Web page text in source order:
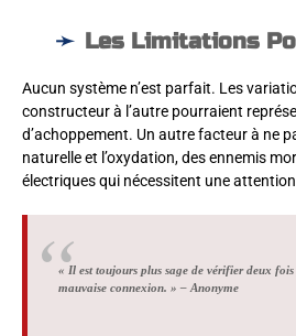
Les Limitations
Aucun système n’est parfait. Les
constructeur à l’autre pourraient
d’achoppement. Un autre facteur à ne
naturelle et l’oxydation, des ennemis
électriques qui nécessitent une
« Il est toujours plus sage de vérifier deux
mauvaise connexion. » – Anonyme